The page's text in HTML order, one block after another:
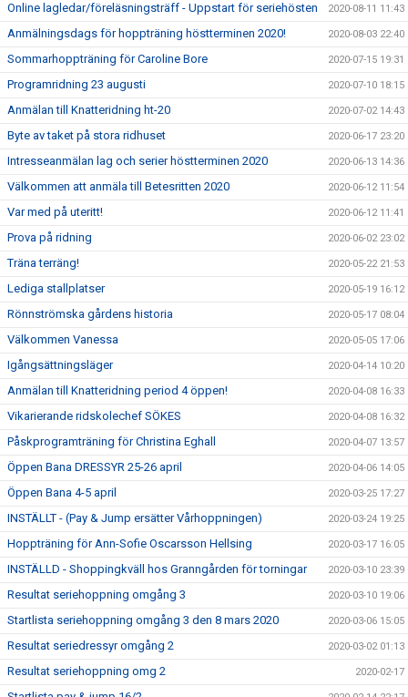
Online lagledar/föreläsningsträff - Uppstart för seriehösten 2020-08-11 11:43
Anmälningsdags för hoppträning höstterminen 2020! 2020-08-03 22:40
Sommarhoppträning för Caroline Bore 2020-07-15 19:31
Programridning 23 augusti 2020-07-10 18:15
Anmälan till Knatteridning ht-20 2020-07-02 14:43
Byte av taket på stora ridhuset 2020-06-17 23:20
Intresseanmälan lag och serier höstterminen 2020 2020-06-13 14:36
Välkommen att anmäla till Betesritten 2020 2020-06-12 11:54
Var med på uteritt! 2020-06-12 11:41
Prova på ridning 2020-06-02 23:02
Träna terräng! 2020-05-22 21:53
Lediga stallplatser 2020-05-19 16:12
Rönnströmska gårdens historia 2020-05-17 08:04
Välkommen Vanessa 2020-05-05 17:06
Igångsättningsläger 2020-04-14 10:20
Anmälan till Knatteridning period 4 öppen! 2020-04-08 16:33
Vikarierande ridskolechef SÖKES 2020-04-08 16:32
Påskprogramträning för Christina Eghall 2020-04-07 13:57
Öppen Bana DRESSYR 25-26 april 2020-04-06 14:05
Öppen Bana 4-5 april 2020-03-25 17:27
INSTÄLLT - (Pay & Jump ersätter Vårhoppningen) 2020-03-24 19:25
Hoppträning för Ann-Sofie Oscarsson Hellsing 2020-03-17 16:05
INSTÄLLD - Shoppingkväll hos Granngården för torningar 2020-03-10 23:39
Resultat seriehoppning omgång 3 2020-03-10 19:06
Startlista seriehoppning omgång 3 den 8 mars 2020 2020-03-06 15:05
Resultat seriedressyr omgång 2 2020-03-02 01:13
Resultat seriehoppning omg 2 2020-02-17